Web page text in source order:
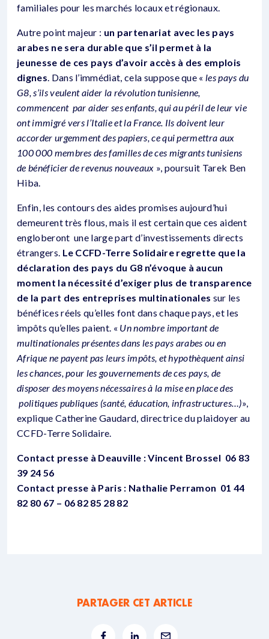
familiales pour les marchés locaux et régionaux.
Autre point majeur : un partenariat avec les pays
arabes ne sera durable que s’il permet à la
jeunesse de ces pays d’avoir accès à des emplois
dignes. Dans l’immédiat, cela suppose que «les pays du
G8, s’ils veulent aider la révolution tunisienne,
commencent par aider ses enfants, qui au péril de leur vie
ont immigré vers l’Italie et la France. Ils doivent leur
accorder urgemment des papiers, ce qui permettra aux
100 000 membres des familles de ces migrants tunisiens
de bénéficier de revenus nouveaux », poursuit Tarek Ben
Hiba.
Enfin, les contours des aides promises aujourd’hui
demeurent très flous, mais il est certain que ces aident
engloberont une large part d’investissements directs
étrangers. Le CCFD-Terre Solidaire regrette que la
déclaration des pays du G8 n’évoque à aucun
moment la nécessité d’exiger plus de transparence
de la part des entreprises multinationales sur les
bénéfices réels qu’elles font dans chaque pays, et les
impôts qu’elles paient. « Un nombre important de
multinationales présentes dans les pays arabes ou en
Afrique ne payent pas leurs impôts, et hypothèquent ainsi
les chances, pour les gouvernements de ces pays, de
disposer des moyens nécessaires à la mise en place des
politiques publiques (santé, éducation, infrastructures…)»,
explique Catherine Gaudard, directrice du plaidoyer au
CCFD-Terre Solidaire.
Contact presse à Deauville : Vincent Brossel 06 83
39 24 56
Contact presse à Paris : Nathalie Perramon 01 44
82 80 67 – 06 82 85 28 82
PARTAGER CET ARTICLE